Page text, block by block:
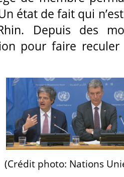
état de fait qui
Depuis des
pour faire
(Crédit photo: Nations